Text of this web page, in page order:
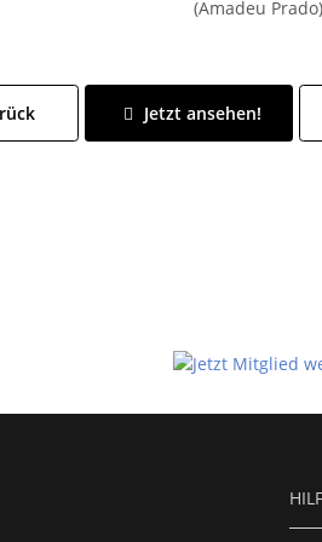
(Amadeu Prado)
Jetzt ansehen!